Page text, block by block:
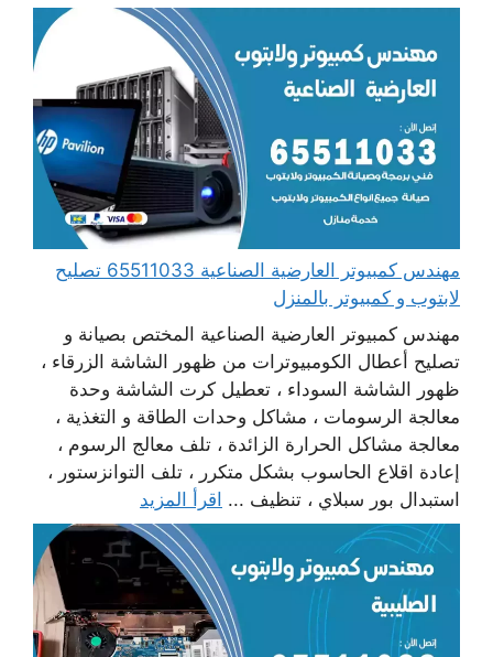
مهندس كمبيوتر العارضية الصناعية 65511033 تصليح
لابتوب و كمبيوتر بالمنزل
مهندس كمبيوتر العارضية الصناعية المختص بصيانة و
تصليح أعطال الكومبيوترات من ظهور الشاشة الزرقاء ،
ظهور الشاشة السوداء ، تعطيل كرت الشاشة وحدة
معالجة الرسومات ، مشاكل وحدات الطاقة و التغذية ،
معالجة مشاكل الحرارة الزائدة ، تلف معالج الرسوم ،
إعادة اقلاع الحاسوب بشكل متكرر ، تلف التوانزستور ،
استبدال بور سبلاي ، تنظيف ... اقرأ المزيد